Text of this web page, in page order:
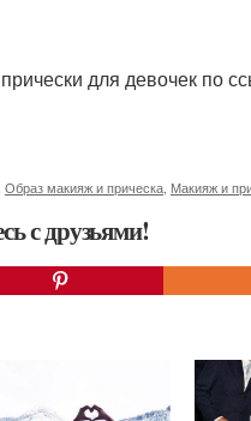
для девочек по
Образ макияж и прическа Макияж и
с друзьями!